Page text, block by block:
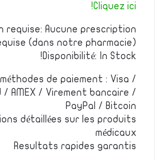
Cliquez ici!
requise: Aucune prescription
(dans notre pharmacie)
Disponibilité: In Stock!
de paiement : Visa /
/ AMEX / Virement bancaire /
PayPal / Bitcoin
détaillées sur les produits
médicaux
Resultats rapides garantis